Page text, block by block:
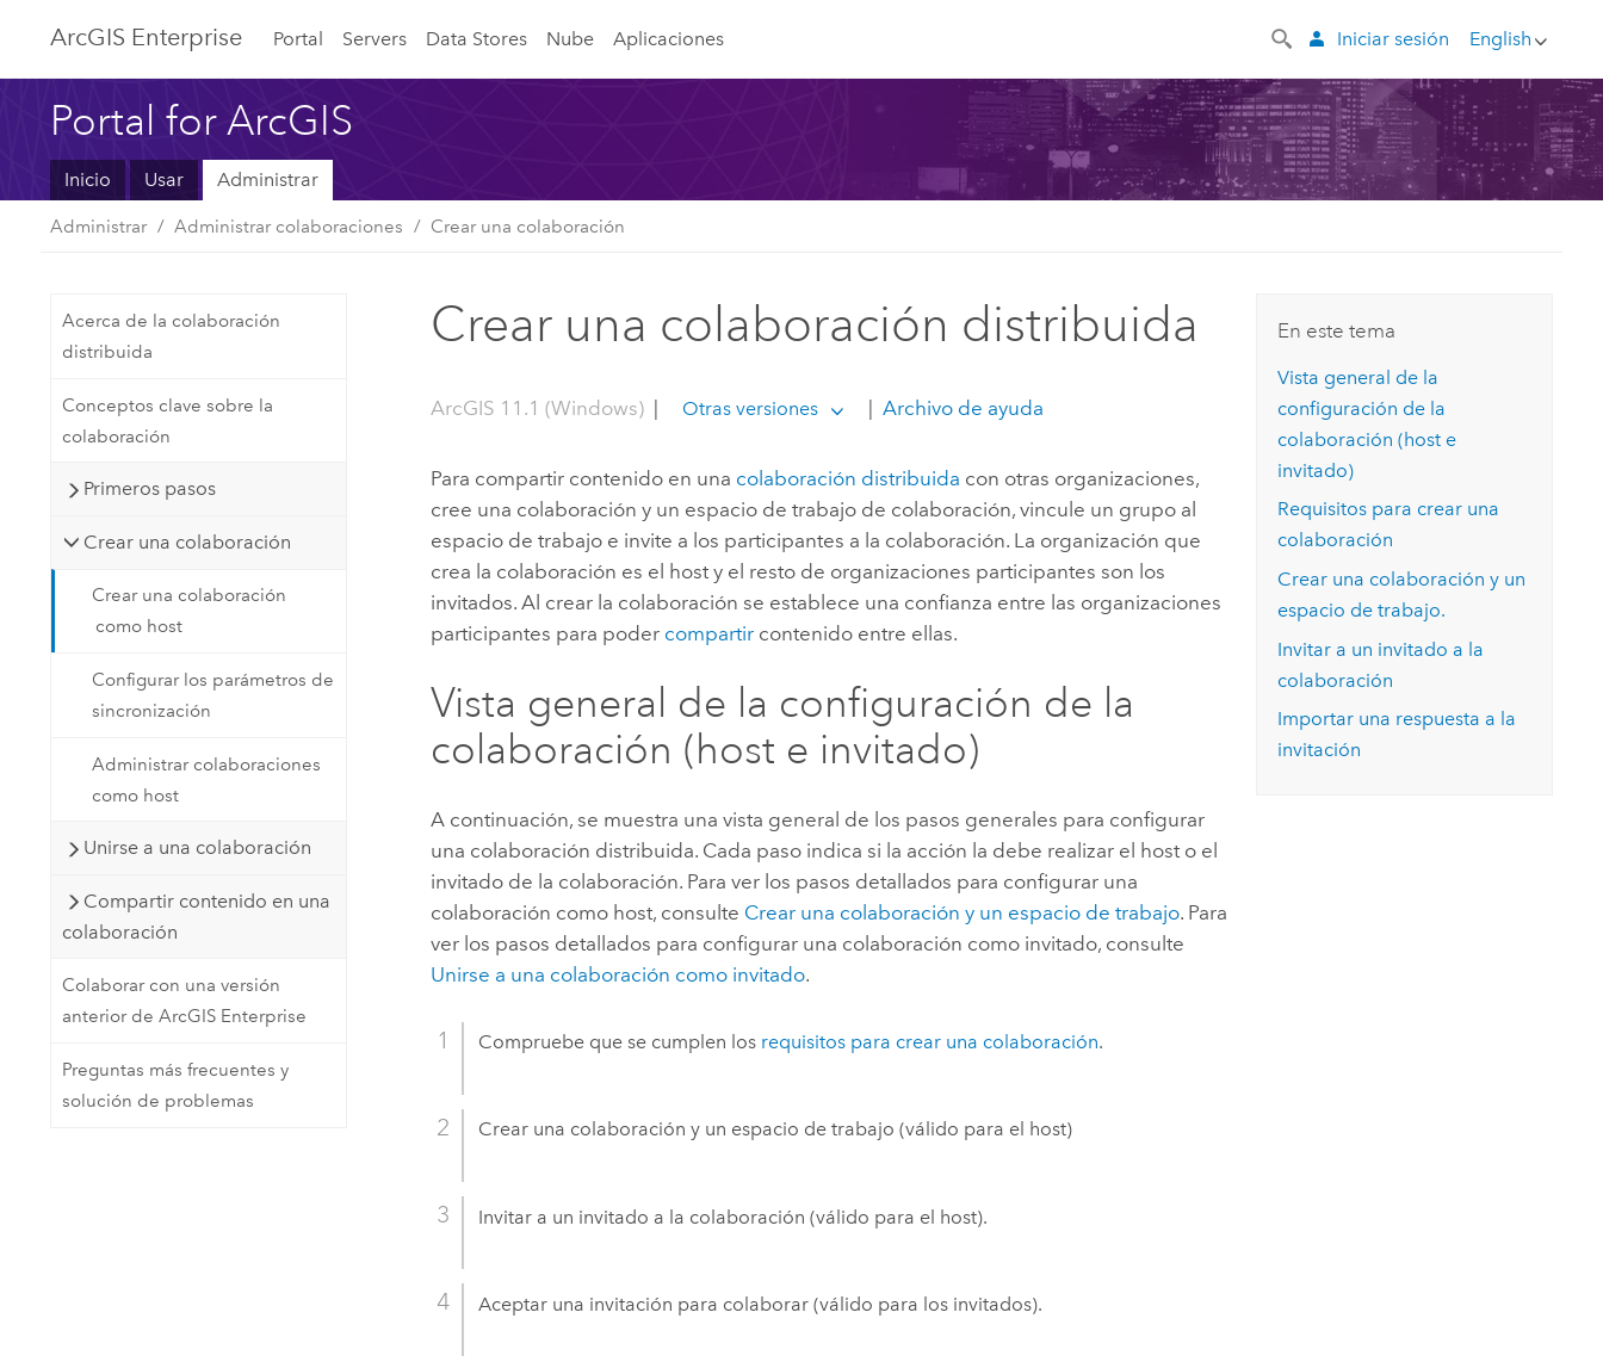
ArcGIS Enterprise Portal Servers Data Stores Nube Aplicaciones English
Iniciar sesión
Portal for ArcGIS
Inicio Usar Administrar
Administrar Administrar colaboraciones Crear una colaboración
Acerca de la colaboración
distribuida
Conceptos clave sobre la
colaboración
Primeros pasos
Crear una colaboración
Crear una colaboración
como host
Configurar los parámetros de
sincronización
Administrar colaboraciones
como host
Unirse a una colaboración
Compartir contenido en una
colaboración
Colaborar con una versión
anterior de ArcGIS Enterprise
Preguntas más frecuentes y
solución de problemas
Crear una colaboración distribuida
ArcGIS 11.1 (Windows) | Otras versiones | Archivo de ayuda
Para compartir contenido en una colaboración distribuida con otras organizaciones,
cree una colaboración y un espacio de trabajo de colaboración, vincule un grupo al
espacio de trabajo e invite a los participantes a la colaboración. La organización que
crea la colaboración es el host y el resto de organizaciones participantes son los
invitados. Al crear la colaboración se establece una confianza entre las organizaciones
participantes para poder compartir contenido entre ellas.
Vista general de la configuración de la
colaboración (host e invitado)
A continuación, se muestra una vista general de los pasos generales para configurar
una colaboración distribuida. Cada paso indica si la acción la debe realizar el host o el
invitado de la colaboración. Para ver los pasos detallados para configurar una
colaboración como host, consulte Crear una colaboración y un espacio de trabajo. Para
ver los pasos detallados para configurar una colaboración como invitado, consulte
Unirse a una colaboración como invitado.
Compruebe que se cumplen los requisitos para crear una colaboración.
Crear una colaboración y un espacio de trabajo (válido para el host)
Invitar a un invitado a la colaboración (válido para el host).
Aceptar una invitación para colaborar (válido para los invitados).
En este tema
Vista general de la
configuración de la
colaboración (host e
invitado)
Requisitos para crear una
colaboración
Crear una colaboración y un
espacio de trabajo.
Invitar a un invitado a la
colaboración
Importar una respuesta a la
invitación